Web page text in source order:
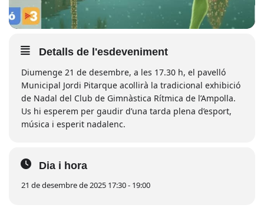
Detalls de l'esdeveniment
Diumenge 21 de desembre, a les 17.30 h, el pavelló
Municipal Jordi Pitarque acollirà la tradicional exhibició
de Nadal del Club de Gimnàstica Rítmica de l’Ampolla.
Us hi esperem per gaudir d’una tarda plena d’esport,
música i esperit nadalenc.
Dia i hora
21 de desembre de 2025 17:30 - 19:00